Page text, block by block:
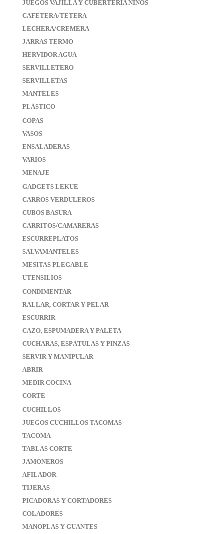
JUEGOS VAJILLA Y CUBERTERIA NIÑOS
CAFETERA/TETERA
LECHERA/CREMERA
JARRAS TERMO
HERVIDOR AGUA
SERVILLETERO
SERVILLETAS
MANTELES
PLÁSTICO
COPAS
VASOS
ENSALADERAS
VARIOS
MENAJE
GADGETS LEKUE
CARROS VERDULEROS
CUBOS BASURA
CARRITOS/CAMARERAS
ESCURREPLATOS
SALVAMANTELES
MESITAS PLEGABLE
UTENSILIOS
CONDIMENTAR
RALLAR, CORTAR Y PELAR
ESCURRIR
CAZO, ESPUMADERA Y PALETA
CUCHARAS, ESPÁTULAS Y PINZAS
SERVIR Y MANIPULAR
ABRIR
MEDIR COCINA
CORTE
CUCHILLOS
JUEGOS CUCHILLOS TACOMAS
TACOMA
TABLAS CORTE
JAMONEROS
AFILADOR
TIJERAS
PICADORAS Y CORTADORES
COLADORES
MANOPLAS Y GUANTES